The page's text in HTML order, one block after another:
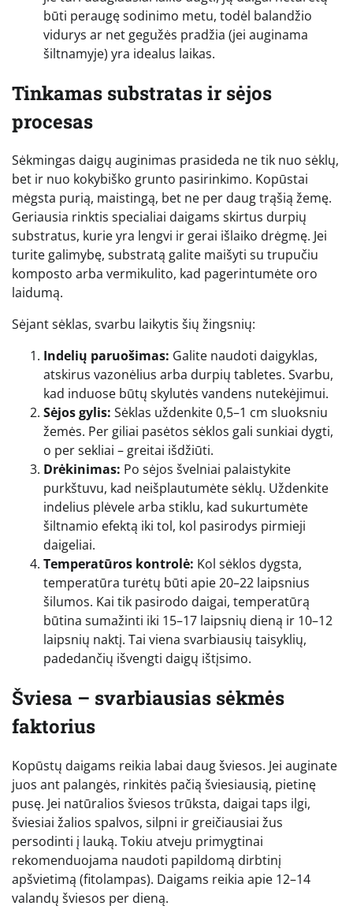
būti peraugę sodinimo metu, todėl balandžio
vidurys ar net gegužės pradžia (jei auginama
šiltnamyje) yra idealus laikas.
Tinkamas substratas ir sėjos
procesas
Sėkmingas daigų auginimas prasideda ne tik nuo sėklų,
bet ir nuo kokybiško grunto pasirinkimo. Kopūstai
mėgsta purią, maistingą, bet ne per daug trąšią žemę.
Geriausia rinktis specialiai daigams skirtus durpių
substratus, kurie yra lengvi ir gerai išlaiko drėgmę. Jei
turite galimybę, substratą galite maišyti su trupučiu
komposto arba vermikulito, kad pagerintumėte oro
laidumą.
Sėjant sėklas, svarbu laikytis šių žingsnių:
Indelių paruošimas: Galite naudoti daigyklas,
atskirus vazonėlius arba durpių tabletes. Svarbu,
kad induose būtų skylutės vandens nutekėjimui.
Sėjos gylis: Sėklas uždenkite 0,5–1 cm sluoksniu
žemės. Per giliai pasėtos sėklos gali sunkiai dygti,
o per sekliai – greitai išdžiūti.
Drėkinimas: Po sėjos švelniai palaistykite
purkštuvu, kad neišplautumėte sėklų. Uždenkite
indelius plėvele arba stiklu, kad sukurtumėte
šiltnamio efektą iki tol, kol pasirodys pirmieji
daigeliai.
Temperatūros kontrolė: Kol sėklos dygsta,
temperatūra turėtų būti apie 20–22 laipsnius
šilumos. Kai tik pasirodo daigai, temperatūrą
būtina sumažinti iki 15–17 laipsnių dieną ir 10–12
laipsnių naktį. Tai viena svarbiausių taisyklių,
padedančių išvengti daigų ištįsimo.
Šviesa – svarbiausias sėkmės
faktorius
Kopūstų daigams reikia labai daug šviesos. Jei auginate
juos ant palangės, rinkitės pačią šviesiausią, pietinę
pusę. Jei natūralios šviesos trūksta, daigai taps ilgi,
šviesiai žalios spalvos, silpni ir greičiausiai žus
persodinti į lauką. Tokiu atveju primygtinai
rekomenduojama naudoti papildomą dirbtinį
apšvietimą (fitolampas). Daigams reikia apie 12–14
valandų šviesos per dieną.